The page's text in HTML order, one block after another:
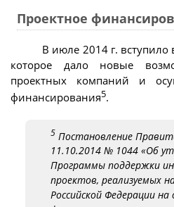
Проектное
В июле 2014 г. вступило
которое дало новые
проектных компаний и
финансирования5.
5 Постановление
11.10.2014 № 1044 «Об
Программы поддержки
проектов, реализуемых
Российской Федерации